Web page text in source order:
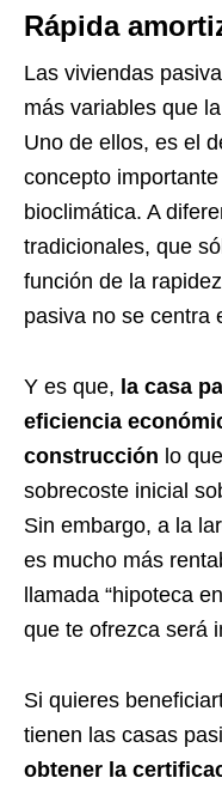
Rápida
Las viviendas
más variables que
Uno de ellos, es el
concepto
bioclimática. A
tradicionales, que
función de la
pasiva no se centra
Y es que, la casa
eficiencia
construcción lo
sobrecoste inicial
Sin embargo, a la
es mucho más
llamada “hipoteca
que te ofrezca será
Si quieres
tienen las casas
obtener la